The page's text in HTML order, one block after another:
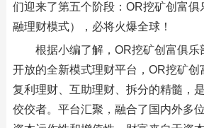
们迎来了第五个阶段：OR挖矿创富俱
融理财模式），必将火爆全球！
根据小编了解，OR挖矿创富俱乐
开放的全新模式理财平台，OR挖矿创
复利理财、互助理财、拆分的精髓，
佼佼者。平台汇聚，融合了国内外多